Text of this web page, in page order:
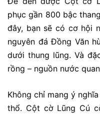
phục gần 800 bậc
đây, bạn sẽ có cơ hội
nguyên đá Đồng Văn
dưới thung lũng. Và
rồng – nguồn nước
Không chỉ mang ý
thổ. Cột cờ Lũng Cú